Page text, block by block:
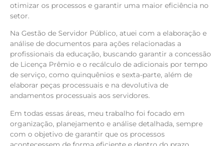
otimizar os processos e garantir uma maior eficiência no
setor.
Na Gestão de Servidor Público, atuei com a elaboração e
análise de documentos para ações relacionadas a
profissionais da educação, buscando garantir a concessão
de Licença Prêmio e o recálculo de adicionais por tempo
de serviço, como quinquênios e sexta-parte, além de
elaborar peças processuais e na devolutiva de
andamentos processuais aos servidores.
Em todas essas áreas, meu trabalho foi focado em
organização, planejamento e análise detalhada, sempre
com o objetivo de garantir que os processos